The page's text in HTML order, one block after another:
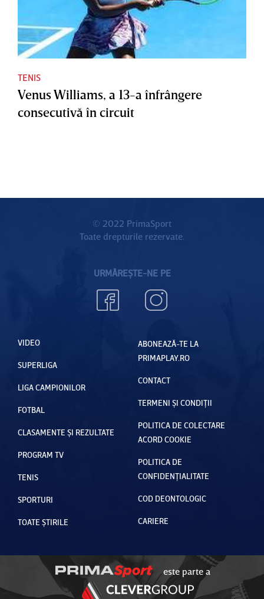
TENIS
Venus Williams, a 13-a înfrângere
consecutivă în circuit
© 2022 PrimaSport
Toate drepturile rezervate.
URMĂREȘTE-NE PE
VIDEO
SUPERLIGA
LIGA CAMPIONILOR
FOTBAL
CLASAMENTE ȘI REZULTATE
PROGRAM TV
TENIS
SPORTURI
TOATE ȘTIRILE
ABONEAZĂ-TE LA
PRIMAPLAY.RO
CONTACT
TERMENI ȘI CONDIȚII
POLITICA DE COLECTARE
ACORD COOKIE
POLITICA DE
CONFIDENȚIALITATE
COD DEONTOLOGIC
CARIERE
este parte a